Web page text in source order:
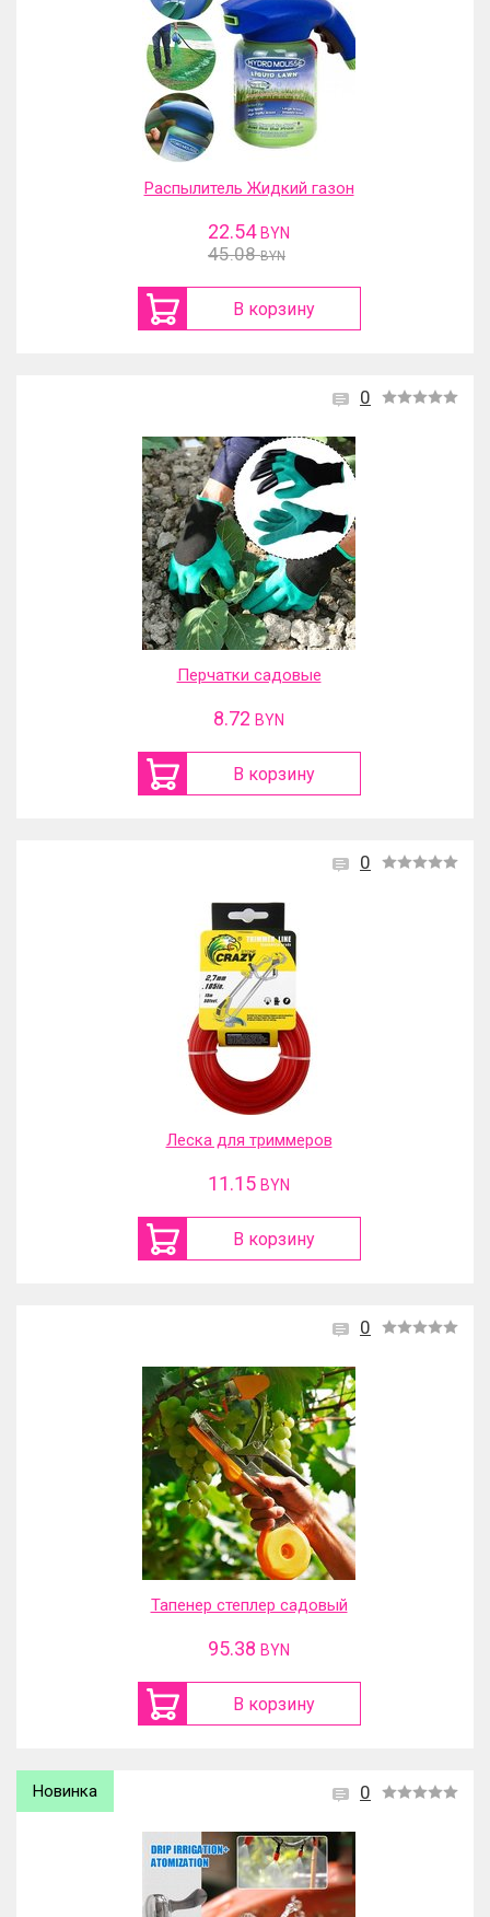
Распылитель Жидкий газон
22.54 BYN
45.08 BYN
В корзину
0
Перчатки садовые
8.72 BYN
В корзину
0
Леска для триммеров
11.15 BYN
В корзину
0
Тапенер степлер садовый
95.38 BYN
В корзину
0
Новинка